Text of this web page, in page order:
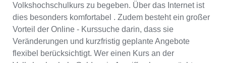
Volkshochschulkurs zu begeben. Über das Internet ist
dies besonders komfortabel . Zudem besteht ein großer
Vorteil der Online - Kurssuche darin, dass sie
Veränderungen und kurzfristig geplante Angebote
flexibel berücksichtigt. Wer einen Kurs an der